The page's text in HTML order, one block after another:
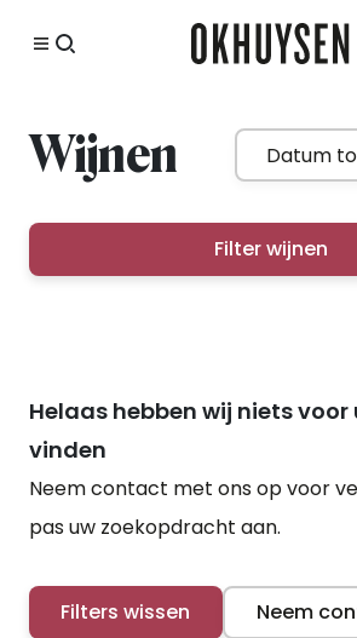
Wijnen
Filter wijnen
Helaas hebben wij niets voor
vinden
Neem contact met ons op voor
pas uw zoekopdracht aan.
Filters wissen Neem